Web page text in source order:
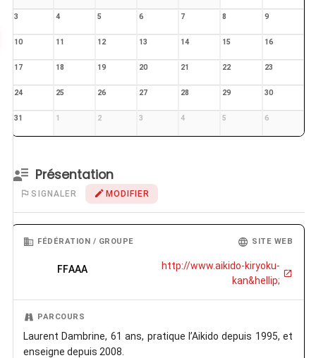
3 4 5 6 7 8 9
10 11 12 13 14 15 16
17 18 19 20 21 22 23
24 25 26 27 28 29 30
31 1 2 3 4 5 6
Présentation
SIGNALER MODIFIER
FÉDÉRATION / GROUPE
FFAAA
SITE WEB
http://www.aikido-kiryoku-
kan&hellip;
PARCOURS
Laurent Dambrine, 61 ans, pratique l’Aikido depuis 1995, et
enseigne depuis 2008.